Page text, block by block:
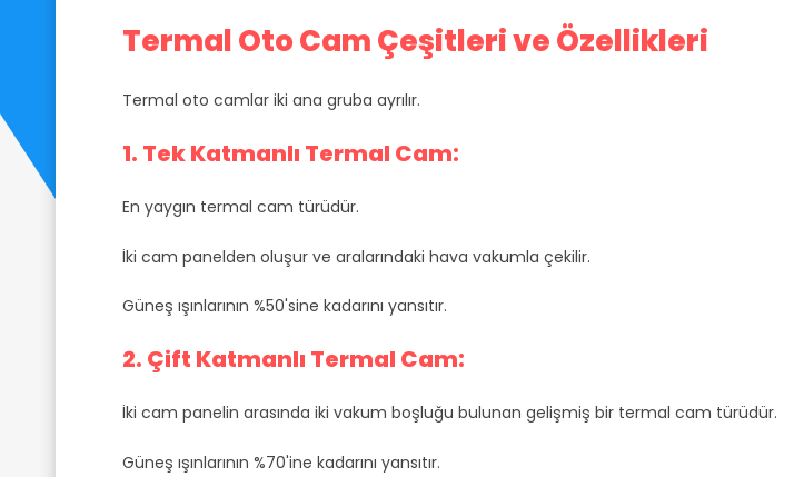
Termal Oto Cam Çeşitleri ve Özellikleri
Termal oto camlar iki ana gruba ayrılır.
1. Tek Katmanlı Termal Cam:
En yaygın termal cam türüdür.
İki cam panelden oluşur ve aralarındaki hava vakumla çekilir.
Güneş ışınlarının %50'sine kadarını yansıtır.
2. Çift Katmanlı Termal Cam:
İki cam panelin arasında iki vakum boşluğu bulunan gelişmiş bir termal cam türüdür.
Güneş ışınlarının %70'ine kadarını yansıtır.